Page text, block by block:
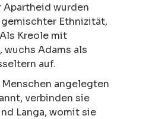
Apartheid wurden
gemischter Ethnizität,
Kreole mit
wuchs Adams als
auf.
angelegten
verbinden sie
Langa, womit sie